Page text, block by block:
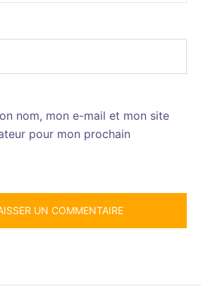
nom, mon e-mail et mon site
pour mon prochain